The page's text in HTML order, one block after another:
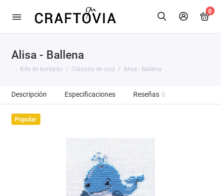
0
Alisa - Ballena
Kits de bordado Clásicos de cruz Alisa - Ballena
Descripción Especificaciones Reseñas 0
Popular